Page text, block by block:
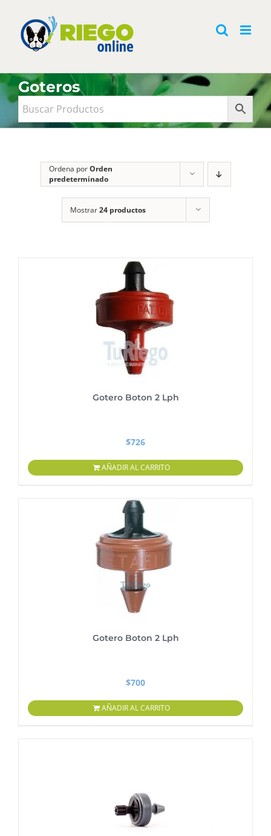
contenido
Goteros
Ordena porOrden
predeterminado
Mostrar24 productos
Gotero Boton 2 Lph
$726
AÑADIR AL CARRITO
Gotero Boton 2 Lph
$700
AÑADIR AL CARRITO